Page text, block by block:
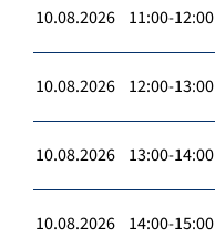
10.08.2026 11:00-12:00
10.08.2026 12:00-13:00
10.08.2026 13:00-14:00
10.08.2026 14:00-15:00